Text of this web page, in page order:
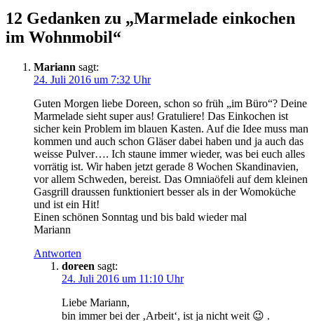
12 Gedanken zu „Marmelade einkochen
im Wohnmobil“
Mariann sagt:
24. Juli 2016 um 7:32 Uhr
Guten Morgen liebe Doreen, schon so früh „im Büro“? Deine
Marmelade sieht super aus! Gratuliere! Das Einkochen ist
sicher kein Problem im blauen Kasten. Auf die Idee muss man
kommen und auch schon Gläser dabei haben und ja auch das
weisse Pulver…. Ich staune immer wieder, was bei euch alles
vorrätig ist. Wir haben jetzt gerade 8 Wochen Skandinavien,
vor allem Schweden, bereist. Das Omniaöfeli auf dem kleinen
Gasgrill draussen funktioniert besser als in der Womoküche
und ist ein Hit!
Einen schönen Sonntag und bis bald wieder mal
Mariann
Antworten
doreen sagt:
24. Juli 2016 um 11:10 Uhr
Liebe Mariann,
bin immer bei der ‚Arbeit‘, ist ja nicht weit 😉 .